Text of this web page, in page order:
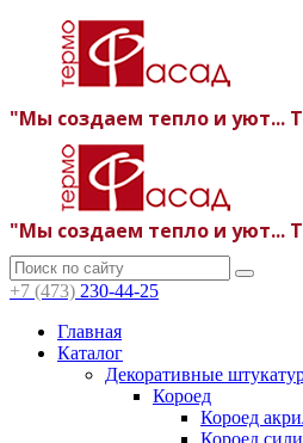
"Мы создаем тепло и уют...
"Мы создаем тепло и уют...
+7 (473) 230-44-25
Главная
Каталог
Декоративные
Короед
Короед
Короед